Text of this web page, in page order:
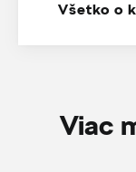
Všetko o
Viac